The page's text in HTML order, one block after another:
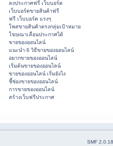
ลงประกาศฟรี เว็บบอร์ด
เว็บบอร์ดขายสินค้าฟรี
ฟรี เว็บบอร์ด แรงๆ
โพสขายสินค้าตรงกลุ่มเป้าหมาย
โฆษณาเลื่อนประกาศได้
ขายของออนไลน์
แนะนำ 6 วิธีขายของออนไลน์
อยากขายของออนไลน์
เริ่มต้นขายของออนไลน์
ขายของออนไลน์ เริ่มยังไง
ชี้ช่องขายของออนไลน์
การขายของออนไลน์
สร้างเว็บฟรีประกาศ
SMF 2.0.18